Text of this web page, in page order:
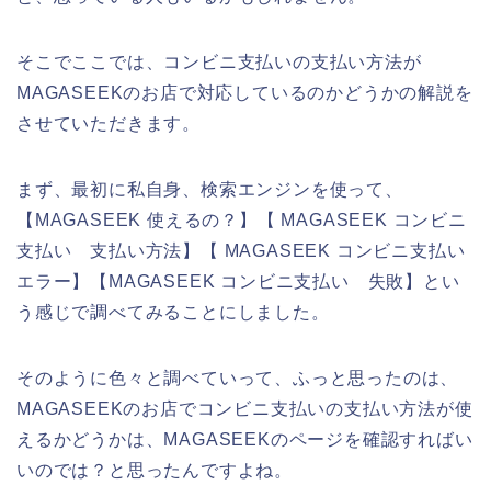
そこでここでは、コンビニ支払いの支払い方法が
MAGASEEKのお店で対応しているのかどうかの解説を
させていただきます。
まず、最初に私自身、検索エンジンを使って、
【MAGASEEK 使えるの？】【 MAGASEEK コンビニ
支払い 支払い方法】【 MAGASEEK コンビニ支払い
エラー】【MAGASEEK コンビニ支払い 失敗】とい
う感じで調べてみることにしました。
そのように色々と調べていって、ふっと思ったのは、
MAGASEEKのお店でコンビニ支払いの支払い方法が使
えるかどうかは、MAGASEEKのページを確認すればい
いのでは？と思ったんですよね。